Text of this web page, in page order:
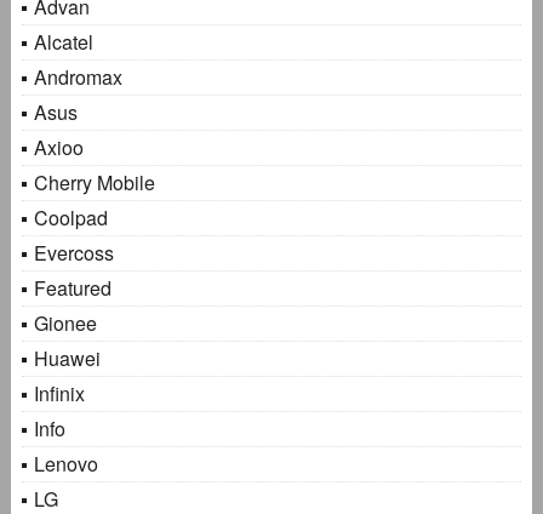
Advan
Alcatel
Andromax
Asus
Axioo
Cherry Mobile
Coolpad
Evercoss
Featured
Gionee
Huawei
Infinix
Info
Lenovo
LG